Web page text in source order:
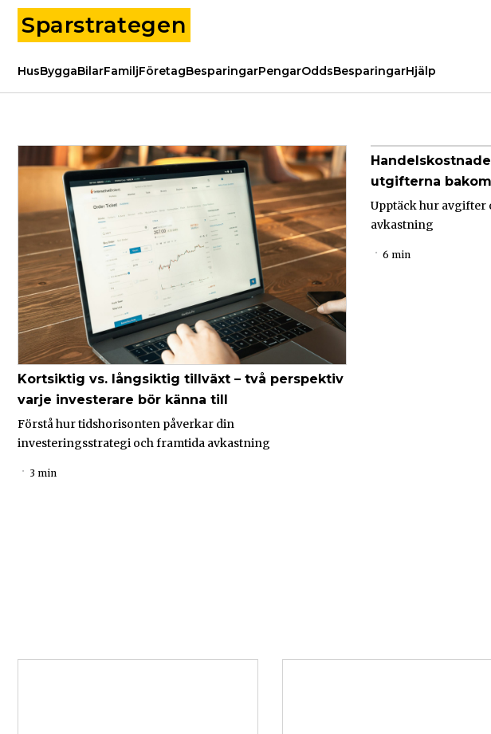
Sparstrategen
HusByggaBilarFamiljFöretagBesparingarPengarOddsBesparingarHjälp
Kortsiktig vs. långsiktig tillväxt – två perspektiv
varje investerare bör känna till
Förstå hur tidshorisonten påverkar din
investeringsstrategi och framtida avkastning
3 min
utgifterna
Upptäck hur avgifter
avkastning
6 min